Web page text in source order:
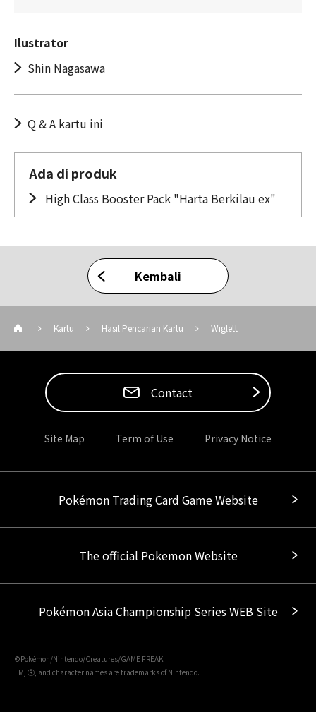
Ilustrator
Shin Nagasawa
Q & A kartu ini
Ada di produk
High Class Booster Pack "Harta Berkilau ex"
Kembali
Kartu Hasil Pencarian Kartu Wiglett
Contact
Site Map Term of Use Privacy Notice
Pokémon Trading Card Game Website
The official Pokemon Website
Pokémon Asia Championship Series WEB Site
©Pokémon/Nintendo/Creatures/GAME FREAK
TM, Ⓡ, and character names are trademarks of Nintendo.